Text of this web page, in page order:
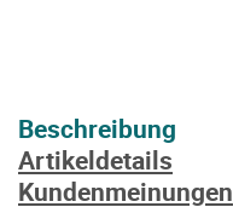
Beschreibung
Artikeldetails
Kundenmeinungen